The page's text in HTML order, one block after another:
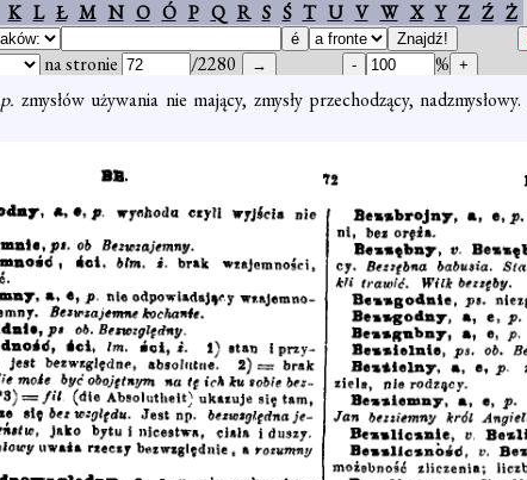
K L Ł M N O Ó P Q R S Ś T U V W X Y Z Ź Ż
na stronie /2280 %
p. zmysłów używania nie mający, zmysły przechodzący, nadzmysłowy.